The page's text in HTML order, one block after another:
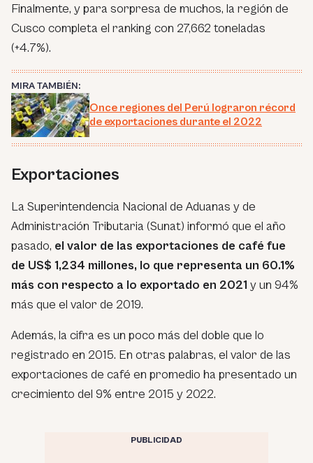
Finalmente, y para sorpresa de muchos, la región de
Cusco completa el ranking con 27,662 toneladas
(+4.7%).
MIRA TAMBIÉN:
Once regiones del Perú lograron récord
de exportaciones durante el 2022
Exportaciones
La Superintendencia Nacional de Aduanas y de
Administración Tributaria (Sunat) informó que el año
pasado, el valor de las exportaciones de café fue
de US$ 1,234 millones, lo que representa un 60.1%
más con respecto a lo exportado en 2021 y un 94%
más que el valor de 2019.
Además, la cifra es un poco más del doble que lo
registrado en 2015. En otras palabras, el valor de las
exportaciones de café en promedio ha presentado un
crecimiento del 9% entre 2015 y 2022.
PUBLICIDAD